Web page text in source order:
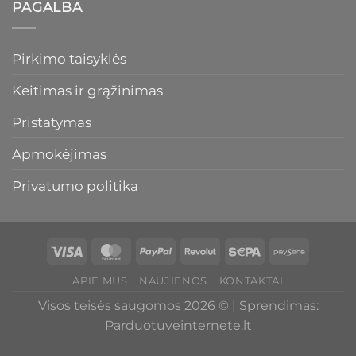
PAGALBA
Pirkimo taisyklės
Keitimas ir grąžinimas
Pristatymas
Apmokėjimas
Privatumo politika
APIE MUS NAUJIENOS KONTAKTAI
Visos teisės saugomos 2026 © | Sprendimas:
Parduotuveinternete.lt